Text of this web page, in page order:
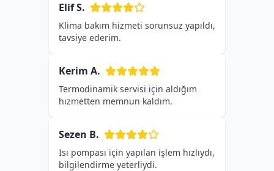
Elif S.
Klima bakım hizmeti sorunsuz yapıldı,
tavsiye ederim.
Kerim A.
Termodinamik servisi için aldığım
hizmetten memnun kaldım.
Sezen B.
Isı pompası için yapılan işlem hızlıydı,
bilgilendirme yeterliydi.